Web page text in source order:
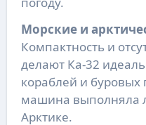
Морские и
Компактность и
делают Ка-32
кораблей и буровых
машина выполняла
Арктике.